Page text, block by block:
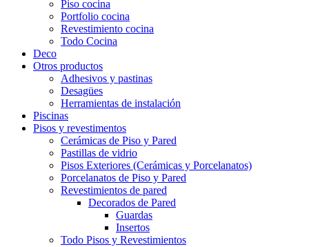
Piso cocina
Portfolio cocina
Revestimiento cocina
Todo Cocina
Deco
Otros productos
Adhesivos y pastinas
Desagües
Herramientas de instalación
Piscinas
Pisos y revestimentos
Cerámicas de Piso y Pared
Pastillas de vidrio
Pisos Exteriores (Cerámicas y Porcelanatos)
Porcelanatos de Piso y Pared
Revestimientos de pared
Decorados de Pared
Guardas
Insertos
Todo Pisos y Revestimientos